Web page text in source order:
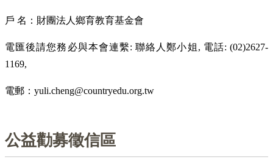
戶 名：財團法人鄉育教育基金會
電匯後請您務必與本會連繫: 聯絡人鄭小姐, 電話: (02)2627-
1169,
電郵：yuli.cheng@countryedu.org.tw
公益勸募徵信區